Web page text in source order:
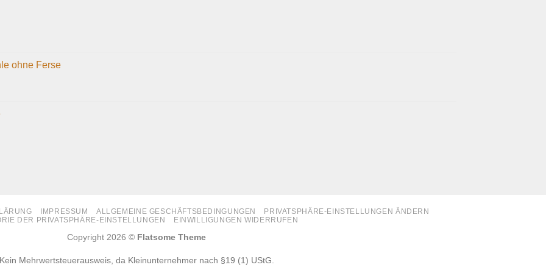
ohne Ferse
IMPRESSUM ALLGEMEINE GESCHÄFTSBEDINGUNGEN
PRIVATSPHÄRE-EINSTELLUNGEN ÄNDERN
DER PRIVATSPHÄRE-EINSTELLUNGEN
EINWILLIGUNGEN WIDERRUFEN
Copyright 2026 © Flatsome Theme
Kein Mehrwertsteuerausweis, da Kleinunternehmer nach §19 (1) UStG.